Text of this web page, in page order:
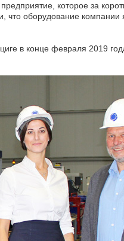
которое за
что оборудование
в конце февраля 2019